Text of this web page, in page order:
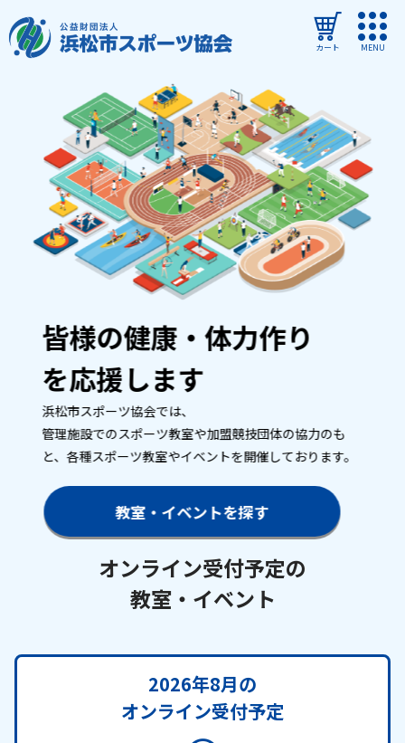
カート MENU
ログイン
教室・イベントを探す
ご利用ガイド
よくある質問
協会について
教室・イベントからのお知らせ
浜松市民スポーツ祭
お知らせ
個人情報の取り扱いに関する基本方針 特定商取引法に基づく表記サイトマップ
お問い合わせはこちら
053-411-8686
メールフォームでのお問い合わせ
各教室・イベントページの問い合わせ先までお願いいたします。
皆様の健康・体力作り
を応援します
浜松市スポーツ協会では、
管理施設でのスポーツ教室や加盟競技団体の協力のも
と、各種スポーツ教室やイベントを開催しております。
教室・イベントを探す
オンライン受付予定の
教室・イベント
2026年8月の
オンライン受付予定